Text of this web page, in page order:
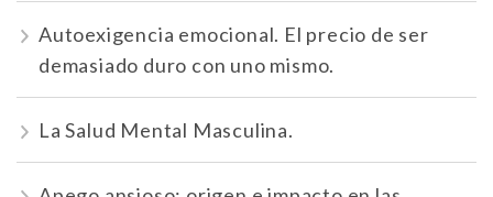
Autoexigencia emocional. El precio de ser
demasiado duro con uno mismo.
La Salud Mental Masculina.